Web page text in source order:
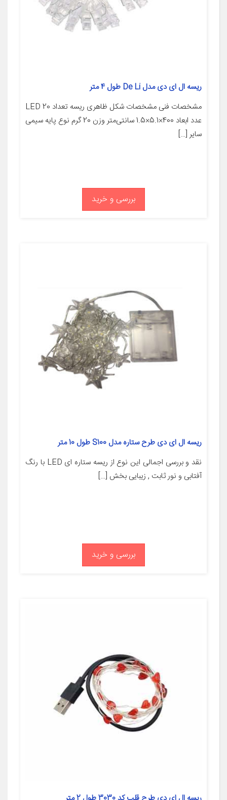
ریسه ال ای دی مدل De Li طول 4 متر
مشخصات فنی مشخصات شکل ظاهری ریسه تعداد LED 20
عدد ابعاد 400×5.1×1.5 سانتی‌متر وزن 20 گرم نوع پایه سیمی
سایر […]
بررسی و خرید
ریسه ال ای دی طرح ستاره مدل S100 طول 10 متر
نقد و بررسی اجمالی این نوع از ریسه ستاره ای LED با رنگ
آفتابی و نور ثابت , زیبایی بخش […]
بررسی و خرید